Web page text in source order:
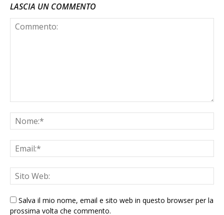
LASCIA UN COMMENTO
Salva il mio nome, email e sito web in questo browser per la
prossima volta che commento.